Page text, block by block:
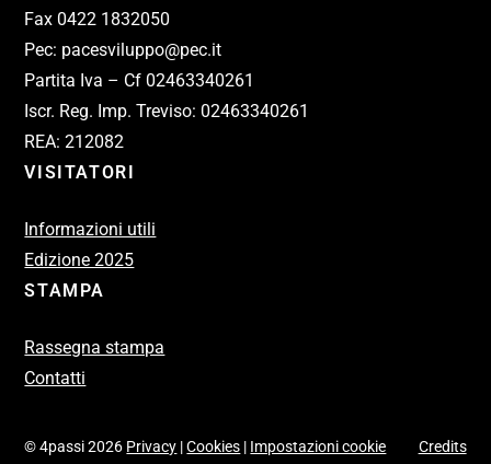
Fax 0422 1832050
Pec: pacesviluppo@pec.it
Partita Iva – Cf 02463340261
Iscr. Reg. Imp. Treviso: 02463340261
REA: 212082
VISITATORI
Informazioni utili
Edizione 2025
STAMPA
Rassegna stampa
Contatti
© 4passi 2026 Privacy |Cookies | Impostazioni cookie Credits